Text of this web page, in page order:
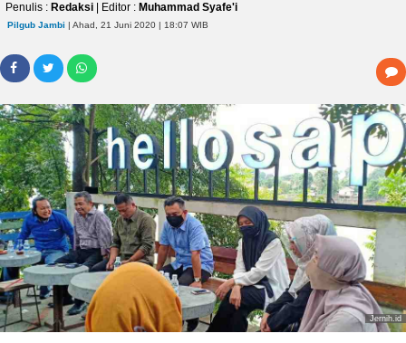
INTERNASIONAL
EKOBIS
POLITIK
HUKUM
KRIMINAL
KHAZANAH
DUNIA
HEALTH
PROPERTY
LIFESTYLE
ENTREPRENEURSHIP
Penulis : Redaksi | Editor : Muhammad Syafe'i
Pilgub Jambi | Ahad, 21 Juni 2020 | 18:07 WIB
Jernih.id